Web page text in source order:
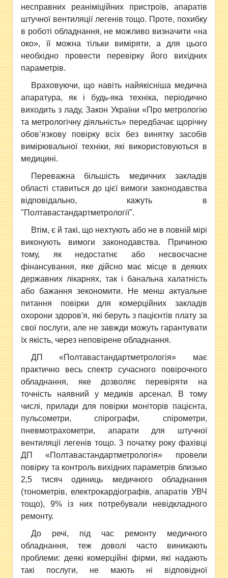
несправних реаніміційних пристроїв, апаратів
штучної вентиляції легенів тощо. Проте, похибку
в роботі обладнання, не можливо визначити «на
око», її можна тільки виміряти, а для цього
необхідно провести перевірку його вихідних
параметрів.
Враховуючи, що навіть найякісніша медична
апаратура, як і будь-яка техніка, періодично
виходить з ладу, Закон України «Про метрологію
та метрологічну діяльність» передбачає щорічну
обов’язкову повірку всіх без винятку засобів
вимірювальної техніки, які використовуються в
медицині.
Переважна більшість медичних закладів
області ставиться до цієї вимоги законодавства
відповідально, кажуть в
"Полтавастандартметрології".
Втім, є й такі, що нехтують або не в повній мірі
виконують вимоги законодавства. Причиною
тому, як недостатнє або несвоєчасне
фінансування, яке дійсно має місце в деяких
державних лікарнях, так і банальна халатність
або бажання зекономити. Не менш актуальне
питання повірки для комерційних закладів
охорони здоров'я, які беруть з пацієнтів плату за
свої послуги, але не завжди можуть гарантувати
їх якість, через неповірене обладнання.
ДП «Полтавастандартметрологія» має
практично весь спектр сучасного повірочного
обладнання, яке дозволяє перевіряти на
точність наявний у медиків арсенал. В тому
числі, прилади для повірки моніторів пацієнта,
пульсометри, спірографи, спірометри,
пневмотрахометри, апарати для штучної
вентиляції легенів тощо. З початку року фахівці
ДП «Полтавастандартметрологія» провели
повірку та контроль вихідних параметрів близько
2,5 тисяч одиниць медичного обладнання
(тонометрів, електрокардіографів, апаратів УВЧ
тощо), 9% із них потребували невідкладного
ремонту.
До речі, під час ремонту медичного
обладнання, теж доволі часто виникають
проблеми: деякі комерційні фірми, які надають
такі послуги, не мають ні відповідної